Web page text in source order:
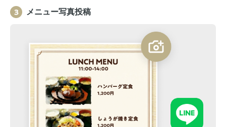
メニュー写真投稿